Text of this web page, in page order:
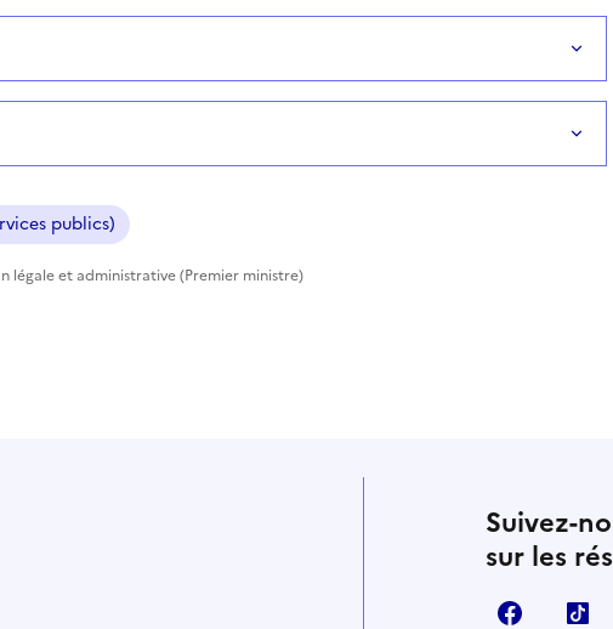
publics)
et administrative (Premier ministre)
Suivez-
sur les
Facebook